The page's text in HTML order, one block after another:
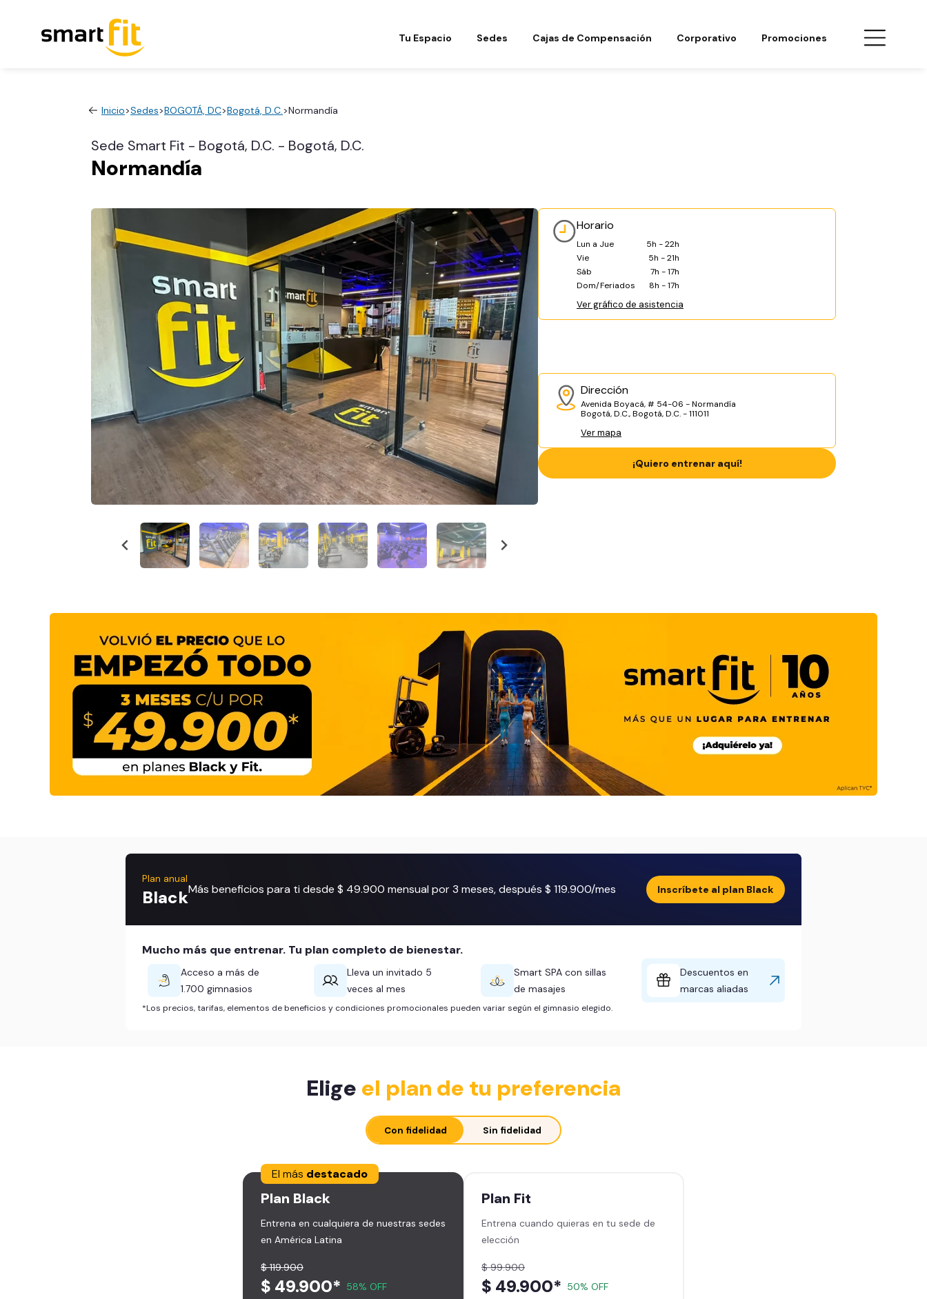
Tu Espacio Sedes Cajas de Compensación Corporativo Promociones
Inicio>Sedes>BOGOTÁ, DC>Bogotá, D.C.>Normandía
Sede Smart Fit - Bogotá, D.C. - Bogotá, D.C.
Normandía
Horario
Lun a Jue
5h - 22h
Vie
5h - 21h
Sáb
7h - 17h
Dom/Feriados
8h - 17h
Ver gráfico de asistencia
Dirección
Avenida Boyacá, # 54-06 - Normandía
Bogotá, D.C., Bogotá, D.C. - 111011
Ver mapa
¡Quiero entrenar aquí!
Plan anual
BlackMás beneficios para ti desde $ 49.900 mensual por 3 meses, después $ 119.900/mes Inscríbete al plan Black
Mucho más que entrenar. Tu plan completo de bienestar.
Acceso a más de
1.700 gimnasios
Lleva un invitado 5
veces al mes
Smart SPA con sillas
de masajes
Descuentos en
marcas aliadas
*Los precios, tarifas, elementos de beneficios y condiciones promocionales pueden variar según el gimnasio elegido.
Elige el plan de tu preferencia
Con fidelidad Sin fidelidad
El más destacado
Plan Black
Entrena en cualquiera de nuestras sedes
en América Latina
$ 119.900
$ 49.900* 58% OFF
Plan Fit
Entrena cuando quieras en tu sede de
elección
$ 99.900
$ 49.900* 50% OFF